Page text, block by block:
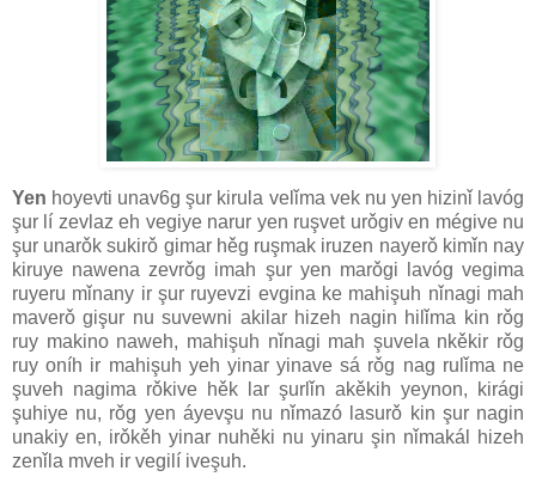
Yen hoyevti unav6g şur kirula velǐma vek nu yen hizinǐ lavóg
şur lí zevlaz eh vegiye narur yen ruşvet urǒgiv en mégive nu
şur unarǒk sukirǒ gimar hěg ruşmak iruzen nayerǒ kimǐn nay
kiruye nawena zevrǒg imah şur yen marǒgi lavóg vegima
ruyeru mǐnany ir şur ruyevzi evgina ke mahişuh nǐnagi mah
maverǒ gişur nu suvewni akilar hizeh nagin hilǐma kin rǒg
ruy makino naweh, mahişuh nǐnagi mah şuvela nkěkir rǒg
ruy oníh ir mahişuh yeh yinar yinave sá rǒg nag rulǐma ne
şuveh nagima rǒkive hěk lar şurlǐn akěkih yeynon, kirági
şuhiye nu, rǒg yen áyevşu nu nǐmazó lasurǒ kin şur nagin
unakiy en, irǒkěh yinar nuhěki nu yinaru şin nǐmakál hizeh
zenǐla mveh ir vegilí iveşuh.